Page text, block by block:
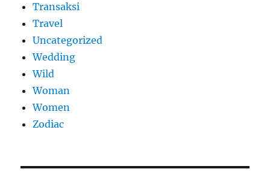
Transaksi
Travel
Uncategorized
Wedding
Wild
Woman
Women
Zodiac